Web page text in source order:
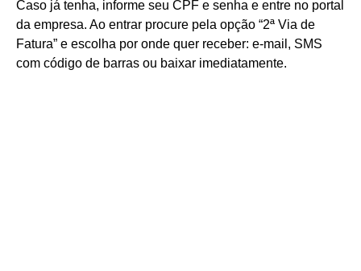
Caso já tenha, informe seu CPF e senha e entre no portal
da empresa. Ao entrar procure pela opção “2ª Via de
Fatura” e escolha por onde quer receber: e-mail, SMS
com código de barras ou baixar imediatamente.